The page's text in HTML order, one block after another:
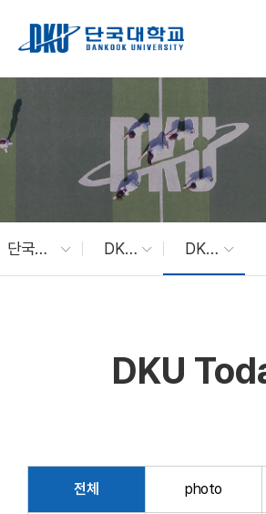
단국대 소식 DKU News DKU Today
DKU
전체 photo